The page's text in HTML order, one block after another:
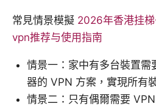
常見情景模擬 2026年香港挂
vpn推荐与使用指南
情景一：家中有多台裝置需
器的 VPN 方案，實現所有
情景二：只有偶爾需要